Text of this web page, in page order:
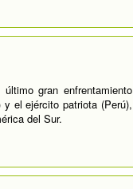
gran enfrentamiento
el ejército patriota (Perú),
del Sur.